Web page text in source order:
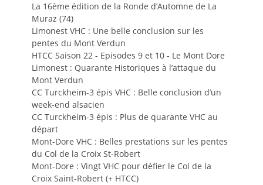
La 16ème édition de la Ronde d’Automne de La
Muraz (74)
Limonest VHC : Une belle conclusion sur les
pentes du Mont Verdun
HTCC Saison 22 - Episodes 9 et 10 - Le Mont Dore
Limonest : Quarante Historiques à l’attaque du
Mont Verdun
CC Turckheim-3 épis VHC : Belle conclusion d’un
week-end alsacien
CC Turckheim-3 épis : Plus de quarante VHC au
départ
Mont-Dore VHC : Belles prestations sur les pentes
du Col de la Croix St-Robert
Mont-Dore : Vingt VHC pour défier le Col de la
Croix Saint-Robert (+ HTCC)